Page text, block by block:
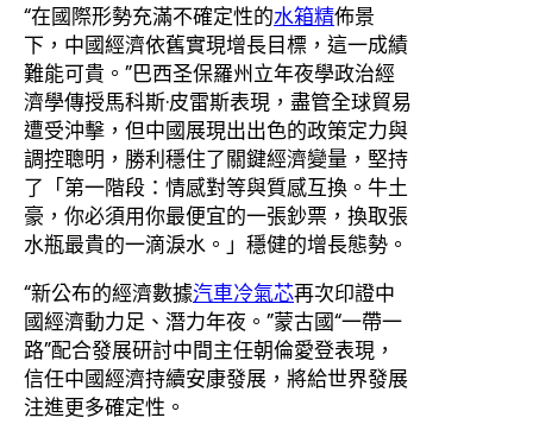
“在國際形勢充滿不確定性的水箱精佈景
下，中國經濟依舊實現增長目標，這一成績
難能可貴。”巴西圣保羅州立年夜學政治經
濟學傳授馬科斯·皮雷斯表現，盡管全球貿易
遭受沖擊，但中國展現出出色的政策定力與
調控聰明，勝利穩住了關鍵經濟變量，堅持
了「第一階段：情感對等與質感互換。牛土
豪，你必須用你最便宜的一張鈔票，換取張
水瓶最貴的一滴淚水。」穩健的增長態勢。
“新公布的經濟數據汽車冷氣芯再次印證中
國經濟動力足、潛力年夜。”蒙古國“一帶一
路”配合發展研討中間主任朝倫愛登表現，
信任中國經濟持續安康發展，將給世界發展
注進更多確定性。